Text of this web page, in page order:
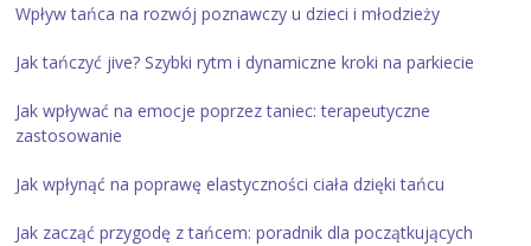
Wpływ tańca na rozwój poznawczy u dzieci i młodzieży
Jak tańczyć jive? Szybki rytm i dynamiczne kroki na parkiecie
Jak wpływać na emocje poprzez taniec: terapeutyczne
zastosowanie
Jak wpłynąć na poprawę elastyczności ciała dzięki tańcu
Jak zacząć przygodę z tańcem: poradnik dla początkujących